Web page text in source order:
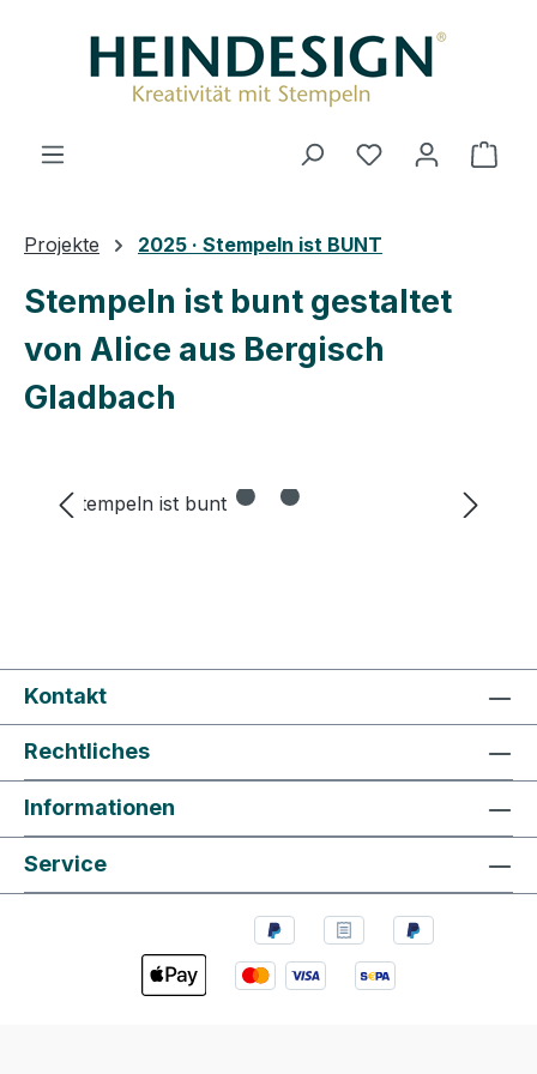
Projekte 2025 · Stempeln ist BUNT
Stempeln ist bunt gestaltet
von Alice aus Bergisch
Gladbach
Bildergalerie überspringen
Kontakt
Rechtliches
Informationen
Service